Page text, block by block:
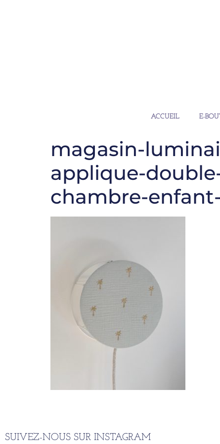
ACCUEIL E-
magasin-
applique-
chambre-
SUIVEZ-NOUS SUR INSTAGRAM